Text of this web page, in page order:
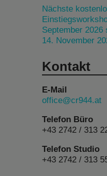
Nächste
September 2026
14. November
Kontakt
E-Mail
office@cr944.at
Telefon Büro
+43 2742 / 313
Telefon Studio
+43 2742 / 313